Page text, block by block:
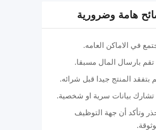
هامة وضرورية
في الاماكن العامه.
تقم بارسال المال مسبقا.
بتفقد المنتج جيدا قبل شرائه.
تشارك بيانات سرية او شخصية.
وتأكد أن جهة التوظيف